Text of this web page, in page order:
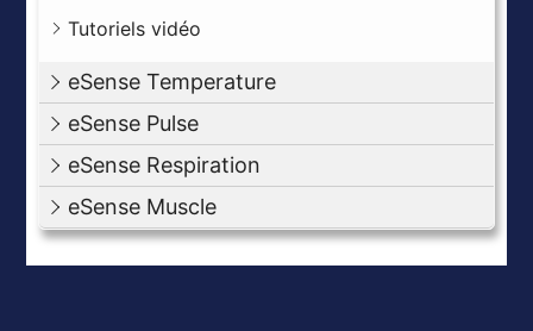
Tutoriels vidéo
eSense Temperature
eSense Pulse
eSense Respiration
eSense Muscle